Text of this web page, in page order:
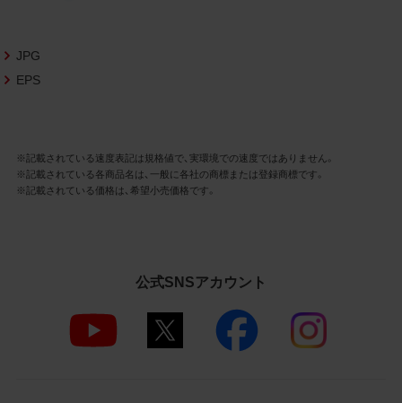
2.利用許諾
の報道・解説に利用する場合に限り商品写
ます。当社からの個別の同意を得た場合を
除き、上記の目的、利用方法以外に商品写真
JPG
EPS
※記載されている速度表記は規格値で、実環境での速度ではありません。
※記載されている各商品名は、一般に各社の商標または登録商標です。
※記載されている価格は、希望小売価格です。
公式SNSアカウント